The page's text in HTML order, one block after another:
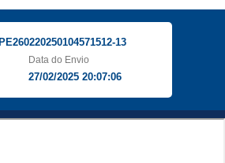
13
Data do Envio
27/02/2025 20:07:06